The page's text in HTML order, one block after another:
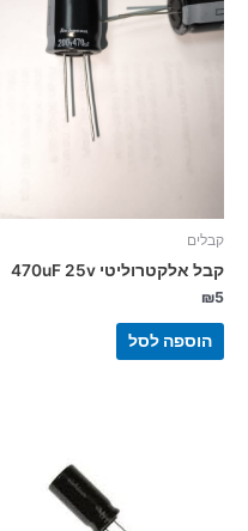
קבלים
קבל אלקטרוליטי 470uF 25v
₪5
הוספה לסל